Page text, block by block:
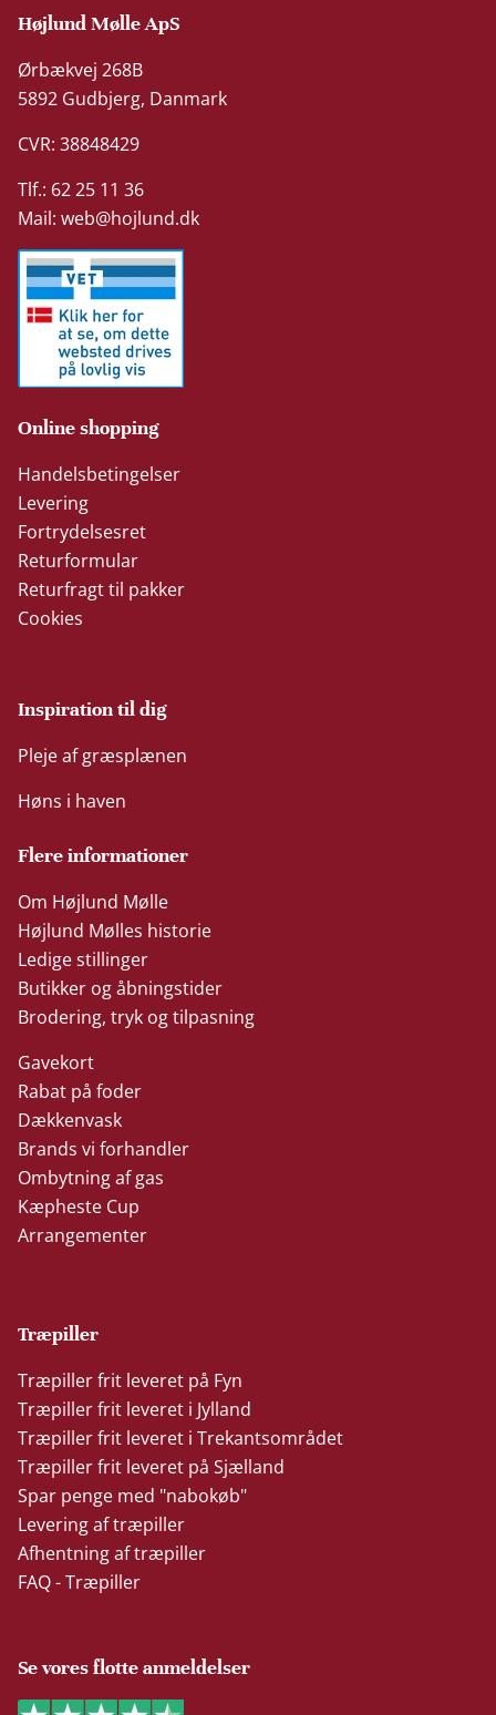
Højlund Mølle ApS
Ørbækvej 268B
5892 Gudbjerg, Danmark
CVR: 38848429
Tlf.: 62 25 11 36
Mail:web@hojlund.dk
Online shopping
Handelsbetingelser
Levering
Fortrydelsesret
Returformular
Returfragt til pakker
Cookies
Inspiration til dig
Pleje af græsplænen
Høns i haven
Flere informationer
Om Højlund Mølle
Højlund Mølles historie
Ledige stillinger
Butikker og åbningstider
Brodering, tryk og tilpasning
Gavekort
Rabat på foder
Dækkenvask
Brands vi forhandler
Ombytning af gas
Kæpheste Cup
Arrangementer
Træpiller
Træpiller frit leveret på Fyn
Træpiller frit leveret i Jylland
Træpiller frit leveret i Trekantsområdet
Træpiller frit leveret på Sjælland
Spar penge med "nabokøb"
Levering af træpiller
Afhentning af træpiller
FAQ - Træpiller
Se vores flotte anmeldelser